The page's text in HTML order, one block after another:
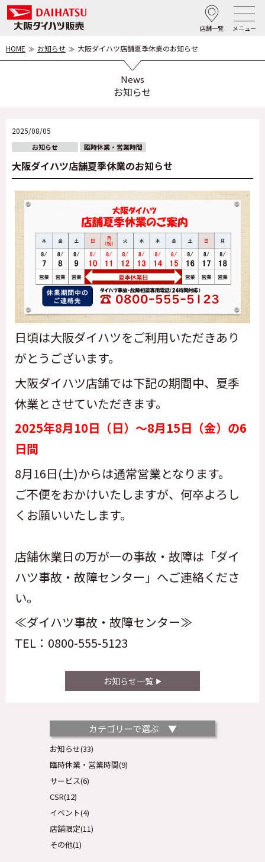
店舗一覧 メニュー
HOME お知らせ 大阪ダイハツ店舗夏季休業のお知らせ
News
お知らせ
2025/08/05
お知らせ 臨時休業・営業時間
大阪ダイハツ店舗夏季休業のお知らせ
日頃は大阪ダイハツをご利用いただきあり
がとうございます。
大阪ダイハツ店舗では下記の期間中、 夏季
休業とさせていただきます。
2025年8月10日（日）〜8月15日（金）の6
日間
8月16日(土)からは通常営業となります。
ご不便をおかけいたしますが、何卒よろし
くお願いいたします。
店舗休業日の万が一の事故・故障は 「ダイ
ハツ事故・故障センター」へご連絡くださ
い。
≪ダイハツ事故・故障センター≫
TEL：0800-555-5123
お知らせ一覧
カテゴリーで選ぶ ▼
お知らせ(33)
臨時休業・営業時間(9)
サービス(6)
CSR(12)
イベント(4)
店舗限定(11)
その他(1)